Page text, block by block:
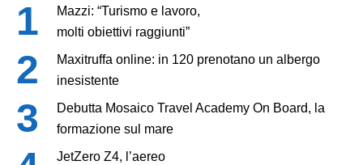
Mazzi: “Turismo e lavoro,
molti obiettivi raggiunti”
Maxitruffa online: in 120 prenotano un albergo
inesistente
Debutta Mosaico Travel Academy On Board, la
formazione sul mare
JetZero Z4, l’aereo